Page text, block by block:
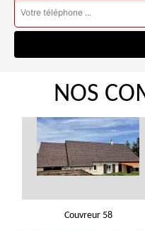
NOS
Couvreur 58